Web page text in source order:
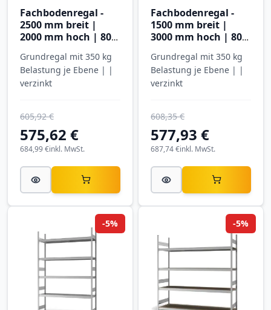
Fachbodenregal -
2500 mm breit |
2000 mm hoch | 800
Hofe Regalsysteme
Grundregal mit 350 kg
Belastung je Ebene | |
verzinkt
575,62 €
605,92 €
inkl. MwSt.
684,99 €
Fachbodenregal -
1500 mm breit |
3000 mm hoch | 800
Hofe Regalsysteme
Grundregal mit 350 kg
Belastung je Ebene | |
verzinkt
577,93 €
608,35 €
inkl. MwSt.
687,74 €
-5% -5%